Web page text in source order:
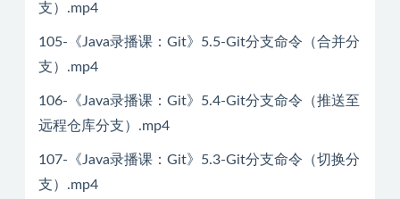
支）.mp4
105-《Java录播课：Git》5.5-Git分支命令（合并分
支）.mp4
106-《Java录播课：Git》5.4-Git分支命令（推送至
远程仓库分支）.mp4
107-《Java录播课：Git》5.3-Git分支命令（切换分
支）.mp4